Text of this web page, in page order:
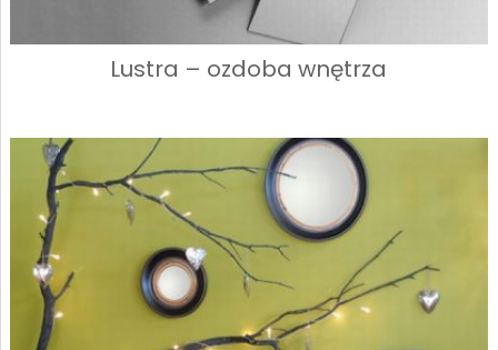
Lustra – ozdoba wnętrza